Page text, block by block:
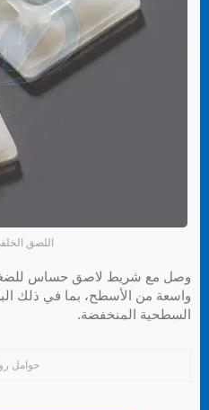
اللصق
وصل مع شريط لاصق حساس
واسعة من الأسطح، بما في ذلك
السطحية المنخفضة.
حوامل